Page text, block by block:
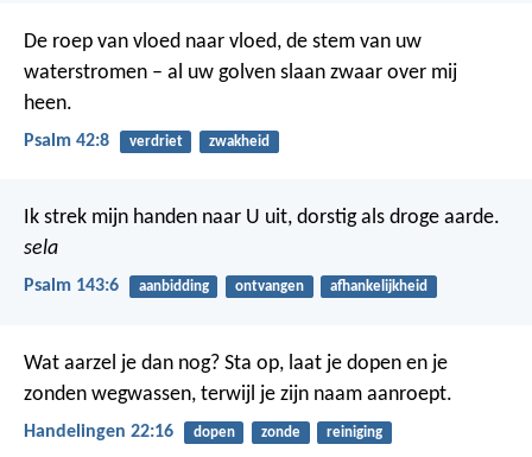
De roep van vloed naar vloed, de stem van uw
waterstromen – al uw golven slaan zwaar over mij
heen.
Psalm 42:8 verdriet zwakheid
Ik strek mijn handen naar U uit, dorstig als droge aarde.
sela
Psalm 143:6 aanbidding ontvangen afhankelijkheid
Wat aarzel je dan nog? Sta op, laat je dopen en je
zonden wegwassen, terwijl je zijn naam aanroept.
Handelingen 22:16 dopen zonde reiniging